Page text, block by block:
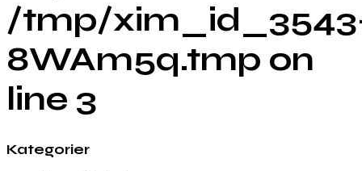
/tmp/
8WAm5q.tmp on
line 3
Kategorier